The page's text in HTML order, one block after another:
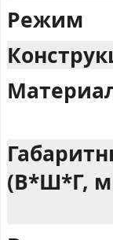
Режим
(В*Ш*Г,